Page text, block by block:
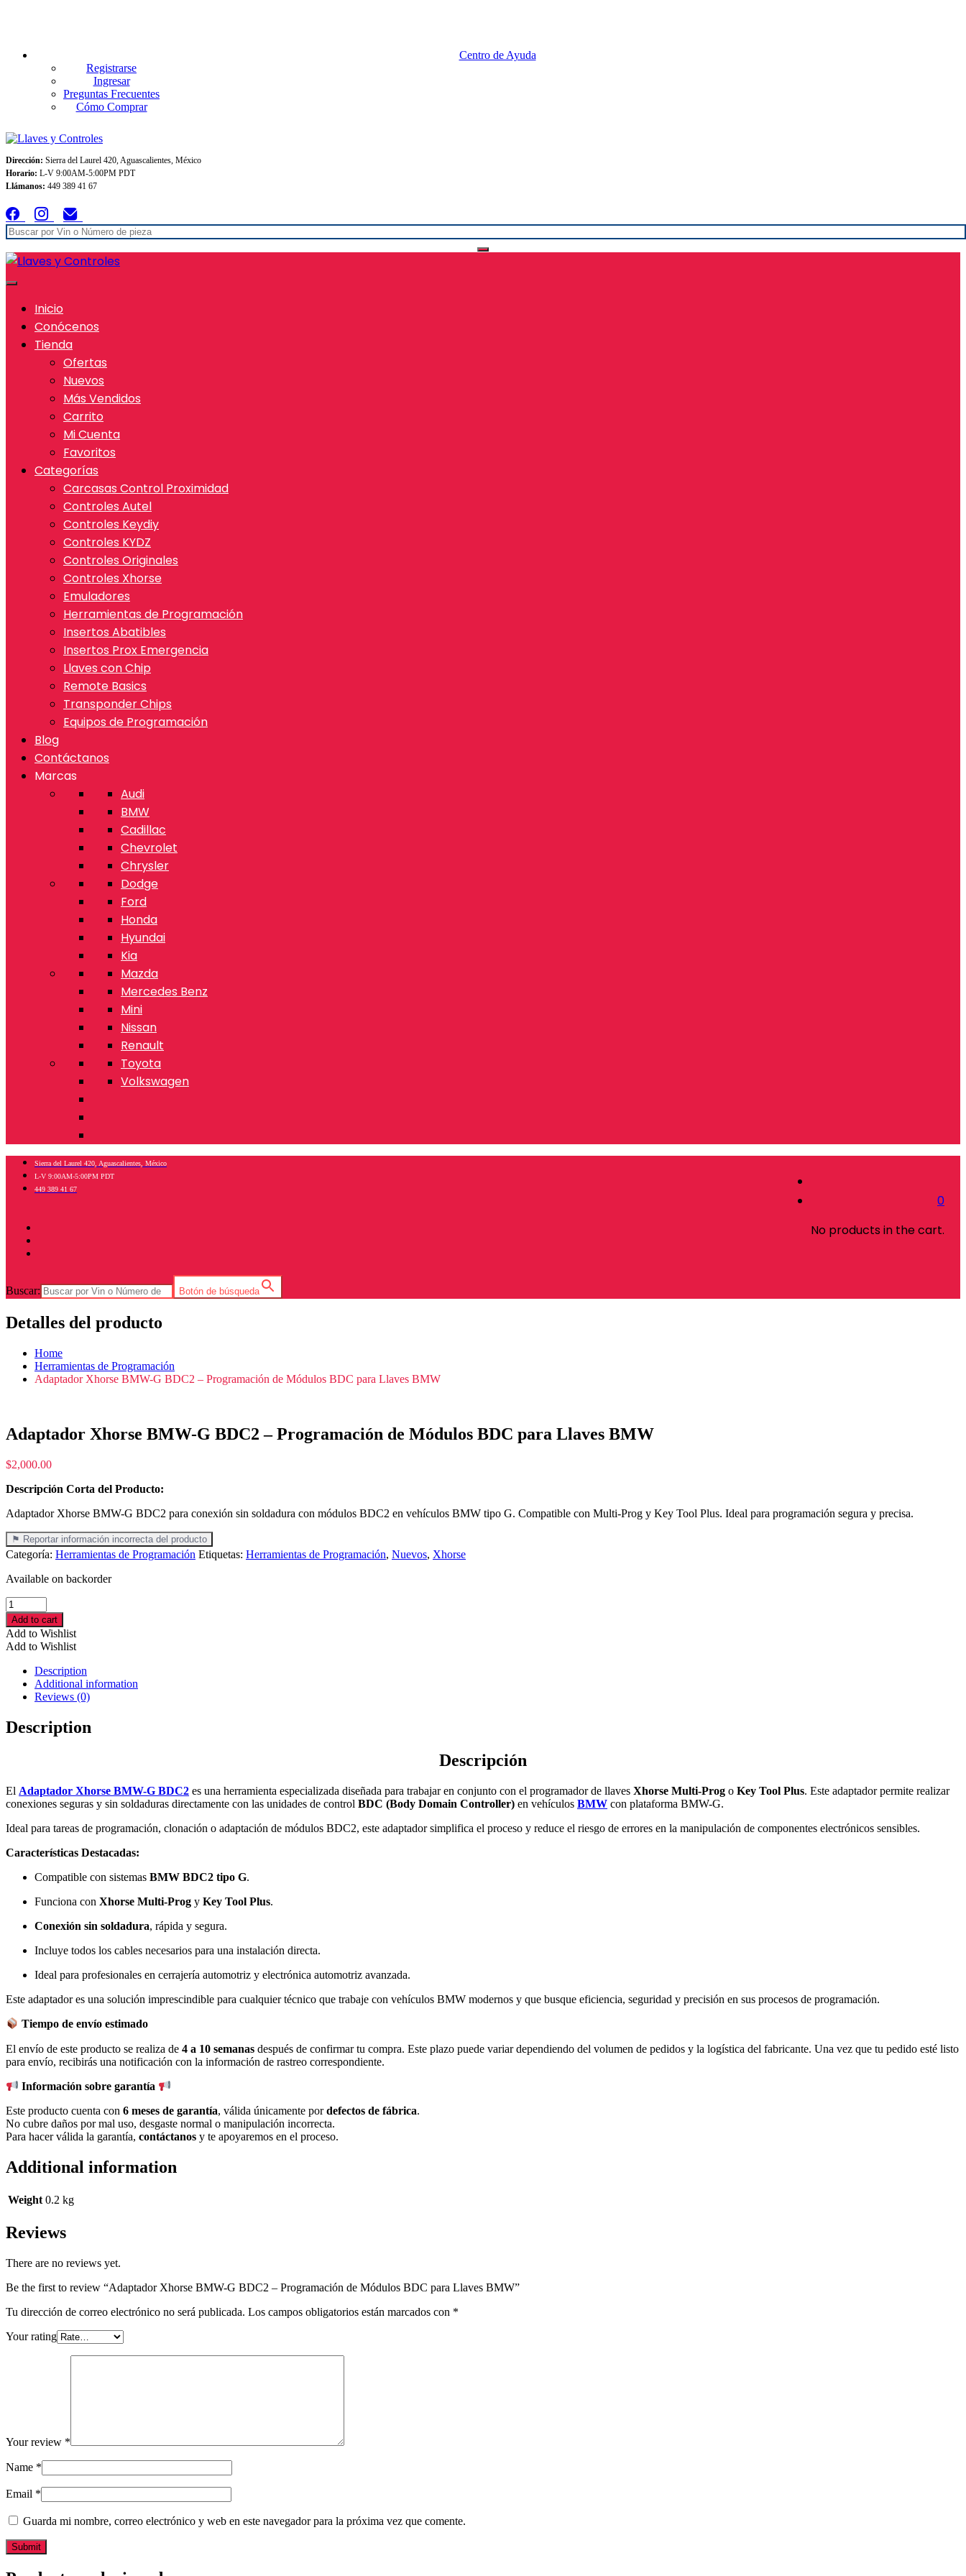
Centro de Ayuda
Registrarse
Ingresar
Preguntas Frecuentes
Cómo Comprar
Dirección: Sierra del Laurel 420, Aguascalientes, México
Horario: L-V 9:00AM-5:00PM PDT
Llámanos: 449 389 41 67
Inicio
Conócenos
Tienda
Ofertas
Nuevos
Más Vendidos
Carrito
Mi Cuenta
Favoritos
Categorías
Carcasas Control Proximidad
Controles Autel
Controles Keydiy
Controles KYDZ
Controles Originales
Controles Xhorse
Emuladores
Herramientas de Programación
Insertos Abatibles
Insertos Prox Emergencia
Llaves con Chip
Remote Basics
Transponder Chips
Equipos de Programación
Blog
Contáctanos
Marcas
Audi
BMW
Cadillac
Chevrolet
Chrysler
Dodge
Ford
Honda
Hyundai
Kia
Mazda
Mercedes Benz
Mini
Nissan
Renault
Toyota
Volkswagen
0
No products in the cart.
Sierra del Laurel 420, Aguascalientes, México
L-V 9:00AM-5:00PM PDT
449 389 41 67
Buscar: Botón de búsqueda
Detalles del producto
Home
Herramientas de Programación
Adaptador Xhorse BMW-G BDC2 – Programación de Módulos BDC para Llaves BMW
Adaptador Xhorse BMW-G BDC2 – Programación de Módulos BDC para Llaves BMW
$2,000.00
Descripción Corta del Producto:
Adaptador Xhorse BMW-G BDC2 para conexión sin soldadura con módulos BDC2 en vehículos BMW tipo G. Compatible con Multi-Prog y Key Tool Plus. Ideal para programación segura y precisa.
⚑ Reportar información incorrecta del producto
Categoría: Herramientas de Programación Etiquetas: Herramientas de Programación, Nuevos, Xhorse
Available on backorder
Adaptador
Xhorse
BMW-
G
BDC2
Programación
Módulos
BDC
para
Add to cart
Add to Wishlist
Add to Wishlist
Description
Additional information
Reviews (0)
Description
Descripción
El Adaptador Xhorse BMW-G BDC2 es una herramienta especializada diseñada para trabajar en conjunto con el programador de llaves Xhorse Multi-Prog o Key Tool Plus. Este adaptador permite realizar
conexiones seguras y sin soldaduras directamente con las unidades de control BDC (Body Domain Controller) en vehículos BMW con plataforma BMW-G.
Ideal para tareas de programación, clonación o adaptación de módulos BDC2, este adaptador simplifica el proceso y reduce el riesgo de errores en la manipulación de componentes electrónicos sensibles.
Características Destacadas:
Compatible con sistemas BMW BDC2 tipo G.
Funciona con Xhorse Multi-Prog y Key Tool Plus.
Conexión sin soldadura, rápida y segura.
Incluye todos los cables necesarios para una instalación directa.
Ideal para profesionales en cerrajería automotriz y electrónica automotriz avanzada.
Este adaptador es una solución imprescindible para cualquier técnico que trabaje con vehículos BMW modernos y que busque eficiencia, seguridad y precisión en sus procesos de programación.
Tiempo de envío estimado
El envío de este producto se realiza de 4 a 10 semanas después de confirmar tu compra. Este plazo puede variar dependiendo del volumen de pedidos y la logística del fabricante. Una vez que tu pedido esté listo
para envío, recibirás una notificación con la información de rastreo correspondiente.
Información sobre garantía
Este producto cuenta con 6 meses de garantía, válida únicamente pordefectos de fábrica.
No cubre daños por mal uso, desgaste normal o manipulación incorrecta.
Para hacer válida la garantía, contáctanos y te apoyaremos en el proceso.
Additional information
Weight 0.2 kg
Reviews
There are no reviews yet.
Be the first to review “Adaptador Xhorse BMW-G BDC2 – Programación de Módulos BDC para Llaves BMW”
Tu dirección de correo electrónico no será publicada. Los campos obligatorios están marcados con *
Your rating
Your review *
Name *
Email *
Guarda mi nombre, correo electrónico y web en este navegador para la próxima vez que comente.